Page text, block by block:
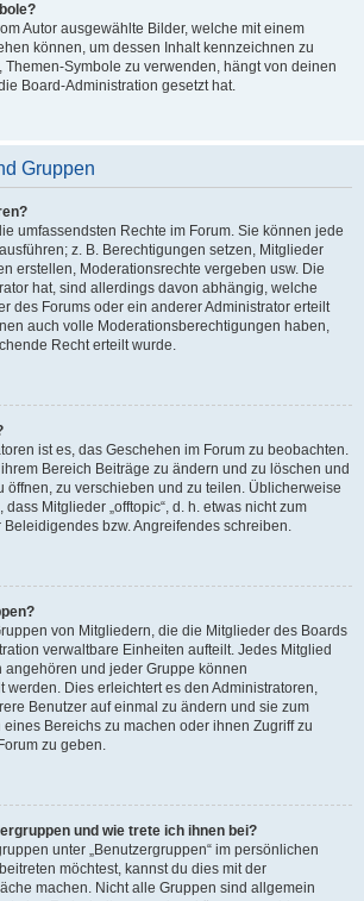
Autor ausgewählte Bilder, welche mit einem
können, um dessen Inhalt kennzeichnen zu
Themen-Symbole zu verwenden, hängt von deinen
Board-Administration gesetzt hat.
Gruppen
umfassendsten Rechte im Forum. Sie können jede
z. B. Berechtigungen setzen, Mitglieder
erstellen, Moderationsrechte vergeben usw. Die
hat, sind allerdings davon abhängig, welche
des Forums oder ein anderer Administrator erteilt
auch volle Moderationsberechtigungen haben,
Recht erteilt wurde.
ist es, das Geschehen im Forum zu beobachten.
Bereich Beiträge zu ändern und zu löschen und
öffnen, zu verschieben und zu teilen. Üblicherweise
Mitglieder „offtopic“, d. h. etwas nicht zum
bzw. Angreifendes schreiben.
von Mitgliedern, die die Mitglieder des Boards
verwaltbare Einheiten aufteilt. Jedes Mitglied
angehören und jeder Gruppe können
werden. Dies erleichtert es den Administratoren,
Benutzer auf einmal zu ändern und sie zum
Bereichs zu machen oder ihnen Zugriff zu
zu geben.
und wie trete ich ihnen bei?
unter „Benutzergruppen“ im persönlichen
möchtest, kannst du dies mit der
machen. Nicht alle Gruppen sind allgemein